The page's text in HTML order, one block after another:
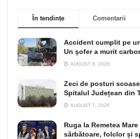
În tendințe Comentarii
Accident cumplit pe
Un şofer a murit
AUGUST 8, 2026
Zeci de posturi
Spitalul Județean din
AUGUST 7, 2026
Ruga la Remetea
sărbătoare, folclor și